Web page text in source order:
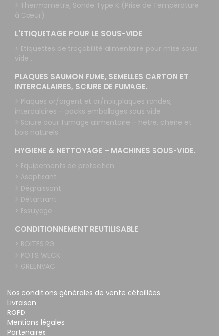
> Thermomètre, Sonde Type K (Prise de Température
à Cœur)
L'ETIQUETAGE POUR LE SOUS-VIDE
> Etiquettes de traçabilité alimentaire pour mise sous
vide .
PLAQUES SAUMON FUME, SEMELLES CARTON ET
INTERCALAIRES, SCIURE DE FUMAGE.
> Plaques or/argent et or/noir,plaques rondes,
intercalaires – packs emballages sous vide
> Sciure pour fumage alimentaire – hêtre, chêne et
bois naturels
HYGIENE & NETTOYAGE – MACHINES SOUS-VIDE.
> Equipements de protection
> Aseptisant
> Dégraissant
> Détartrant
> Essuyage
CONDITIONNEMENT REUTILISABLE
> BOITES RG
> POTS WECK
> GREENVAC
Nos conditions générales de vente détaillées
Livraison
RGPD
Mentions légales
Partenaires